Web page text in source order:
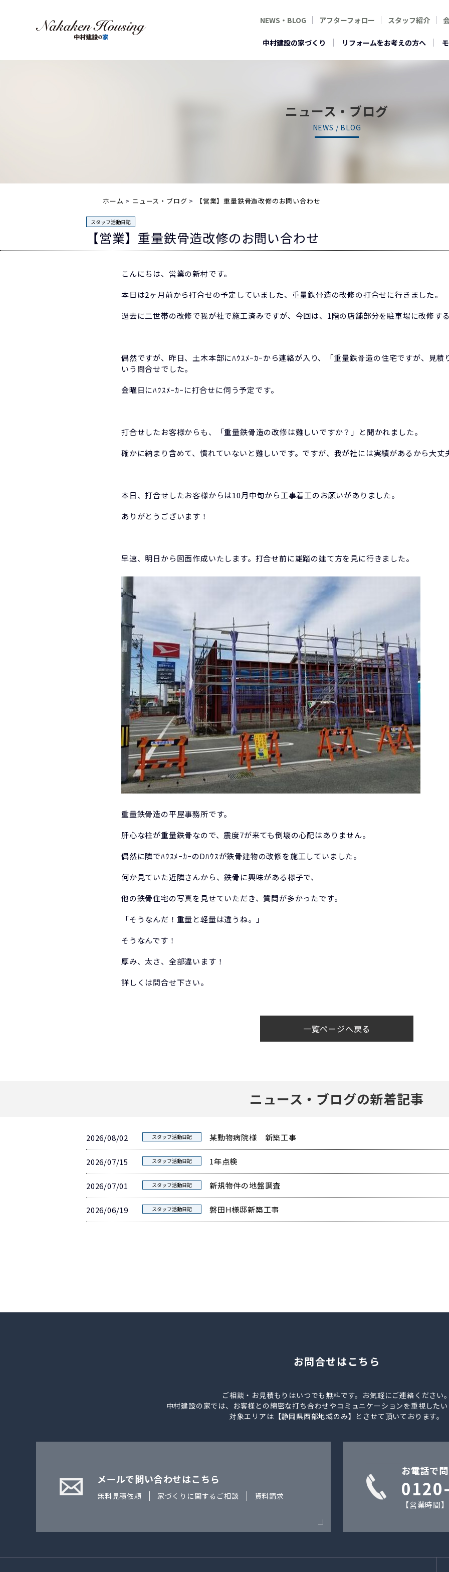
NEWS・BLOG アフターフォロー スタッフ紹介
中村建設の家づくり リフォームをお考えの方へ
ニュース・ブログ
NEWS / BLOG
ホーム ニュース・ブログ 【営業】重量鉄骨造改修のお問い合わせ
スタッフ活動日記
【営業】重量鉄骨造改修のお問い合わせ
こんにちは、営業の新村です。
本日は2ヶ月前から打合せの予定していました、重量鉄骨造の改修の打合せに行きました。
過去に二世帯の改修で我が社で施工済みですが、今回は、1階の店舗部分を駐車場に改修す
偶然ですが、昨日、土木本部にﾊｳｽﾒｰｶｰから連絡が入り、「重量鉄骨造の住宅ですが、見積
いう問合せでした。
金曜日にﾊｳｽﾒｰｶｰに打合せに伺う予定です。
打合せしたお客様からも、「重量鉄骨造の改修は難しいですか？」と聞かれました。
確かに納まり含めて、慣れていないと難しいです。ですが、我が社には実績があるから大丈
本日、打合せしたお客様からは10月中旬から工事着工のお願いがありました。
ありがとうございます！
早速、明日から図面作成いたします。打合せ前に雄踏の建て方を見に行きました。
重量鉄骨造の平屋事務所です。
肝心な柱が重量鉄骨なので、震度7が来ても倒壊の心配はありません。
偶然に隣でﾊｳｽﾒｰｶｰのDﾊｳｽが鉄骨建物の改修を施工していました。
何か見ていた近隣さんから、鉄骨に興味がある様子で、
他の鉄骨住宅の写真を見せていただき、質問が多かったです。
「そうなんだ！重量と軽量は違うね。」
そうなんです！
厚み、太さ、全部違います！
詳しくは問合せ下さい。
一覧ページへ戻る
ニュース・ブログの新着記事
2026/08/02 スタッフ活動日記 某動物病院様 新築工事
2026/07/15 スタッフ活動日記 1年点検
2026/07/01 スタッフ活動日記 新規物件の地盤調査
2026/06/19 スタッフ活動日記 磐田H様邸新築工事
お問合せはこちら
ご相談・お見積もりはいつでも無料です。お気軽にご連絡ください
中村建設の家では、お客様との綿密な打ち合わせやコミュニケーションを重視した
対象エリアは【静岡県西部地域のみ】とさせて頂いております。
メールで問い合わせはこちら
無料見積依頼 家づくりに関するご相談 資料請求
お電話で
【営業時間